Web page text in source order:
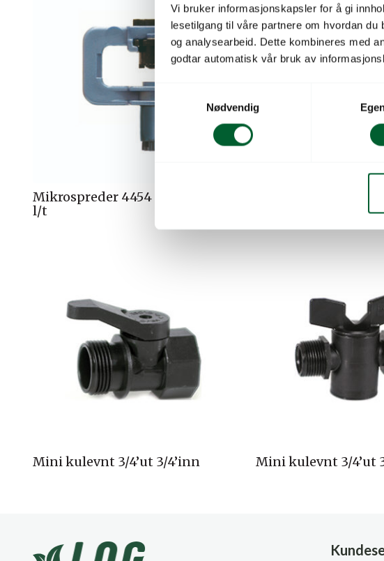
Vi bruker informasjonskapsler for å gi
lesetilgang til våre partnere om hvordan
og analysearbeid. Dette kombineres med
godtar automatisk vår bruk av
S
a
t
v
Nødvendig
Mikrospreder 4454 lavtr 90° 40
l/t
Mikrospreder 4460
Mini kulevnt 3/4’ut 3/4’inn Mini kulevnt 3/4’ut